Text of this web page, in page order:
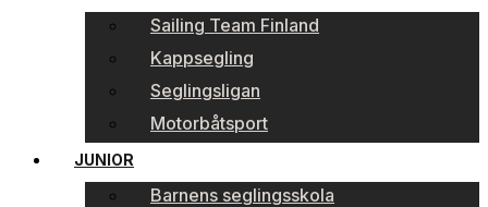
Sailing Team Finland
Kappsegling
Seglingsligan
Motorbåtsport
JUNIOR
Barnens seglingsskola